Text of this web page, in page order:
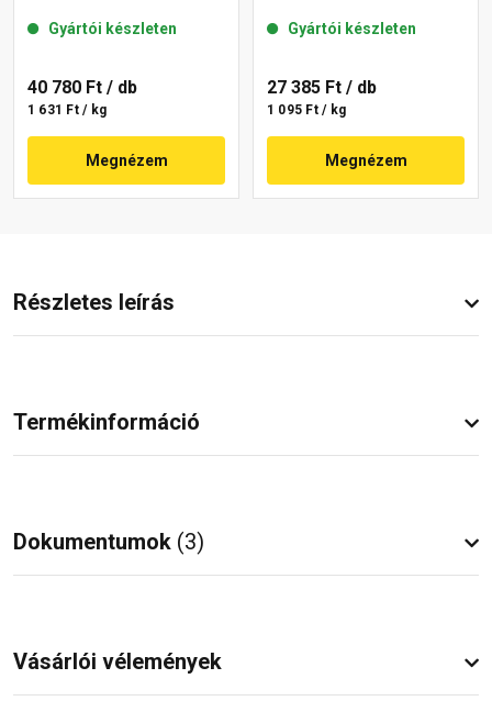
Gyártói készleten
40 780 Ft / db
1 631 Ft / kg
Megnézem
Gyártói készleten
27 385 Ft / db
1 095 Ft / kg
Megnézem
Részletes leírás
Termékinformáció
Dokumentumok (3)
Vásárlói vélemények